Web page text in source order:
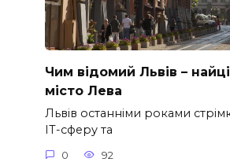
Чим відомий Львів –
місто Лева
Львів останніми роками
ІТ-сферу та
0 92